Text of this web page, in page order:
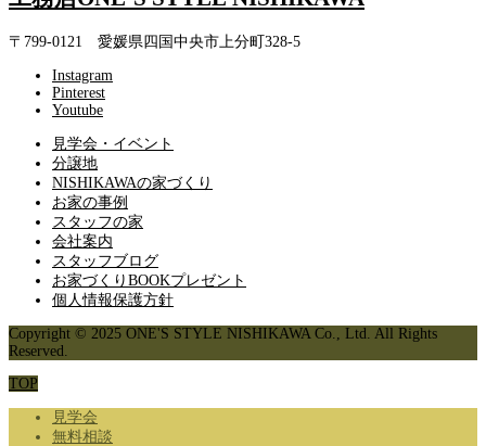
〒799-0121 愛媛県四国中央市上分町328-5
Instagram
Pinterest
Youtube
見学会・イベント
分譲地
NISHIKAWAの家づくり
お家の事例
スタッフの家
会社案内
スタッフブログ
お家づくりBOOKプレゼント
個人情報保護方針
Copyright © 2025 ONE'S STYLE NISHIKAWA Co., Ltd. All Rights
Reserved.
TOP
見学会
無料相談